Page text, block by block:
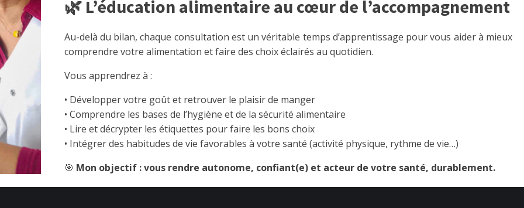
🌿 L’éducation alimentaire au cœur de l’accompagnement
Au-delà du bilan, chaque consultation est un véritable temps d’apprentissage pour vous aider à mieux
comprendre votre alimentation et faire des choix éclairés au quotidien.
Vous apprendrez à :
• Développer votre goût et retrouver le plaisir de manger
• Comprendre les bases de l’hygiène et de la sécurité alimentaire
• Lire et décrypter les étiquettes pour faire les bons choix
• Intégrer des habitudes de vie favorables à votre santé (activité physique, rythme de vie…)
🎯 Mon objectif : vous rendre autonome, confiant(e) et acteur de votre santé, durablement.